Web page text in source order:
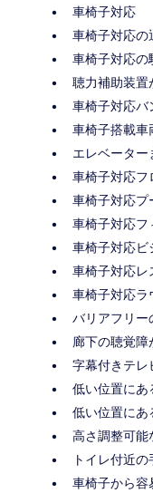
車椅子対応
車椅子対応の
車椅子対応の
聴力補助装置
車椅子対応バ
車椅子搭載車
エレベーター
車椅子対応フ
車椅子対応プ
車椅子対応フ
車椅子対応ビ
車椅子対応レ
車椅子対応ラ
バリアフリー
廊下の聴覚障
字幕付きテレ
低い位置にあ
低い位置にあ
高さ調整可能
トイレ付近の
車椅子から容